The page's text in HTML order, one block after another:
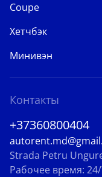
Coupe
Хетчбэк
Минивэн
Контакты
+37360800404
Strada Petru
Рабочее время: